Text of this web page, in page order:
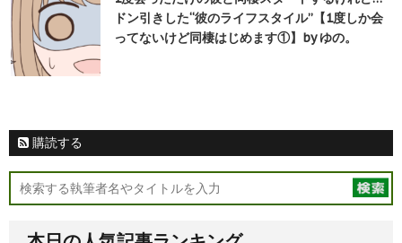
ドン引きした“彼のライフスタイル”【1度しか会
ってないけど同棲はじめます①】by ゆの。
購読する